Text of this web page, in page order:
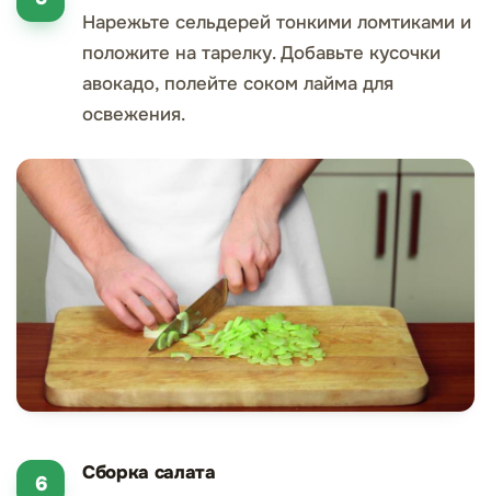
Нарежьте сельдерей тонкими ломтиками и
положите на тарелку. Добавьте кусочки
авокадо, полейте соком лайма для
освежения.
Сборка салата